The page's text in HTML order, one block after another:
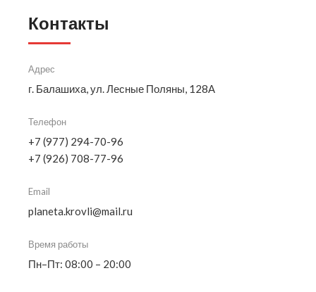
Контакты
Адрес
г. Балашиха, ул. Лесные Поляны, 128А
Телефон
+7 (977) 294-70-96
+7 (926) 708-77-96
Email
planeta.krovli@mail.ru
Время работы
Пн–Пт: 08:00 – 20:00